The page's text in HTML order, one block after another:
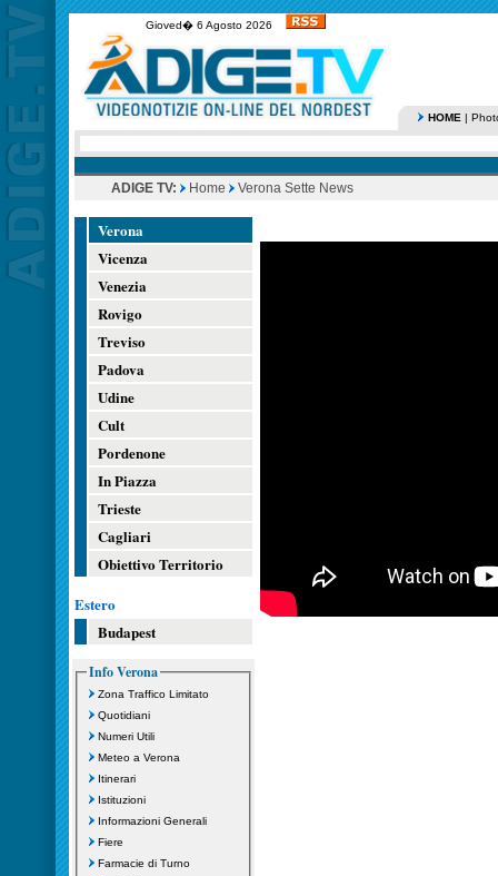
Gioved� 6 Agosto 2026
HOME |
ADIGE TV: Home Verona Sette News
Verona
Vicenza
Venezia
Rovigo
Treviso
Padova
Udine
Cult
Pordenone
In Piazza
Trieste
Cagliari
Obiettivo Territorio
Estero
Budapest
Info Verona
Zona Traffico Limitato
Quotidiani
Numeri Utili
Meteo a Verona
Itinerari
Istituzioni
Informazioni Generali
Fiere
Farmacie di Turno